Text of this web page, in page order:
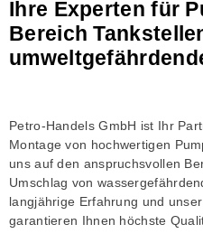
Ihre Experten für
Bereich
Petro-Handels GmbH ist Ihr
Montage von hochwertigen
uns auf den anspruchsvollen
Umschlag von
langjährige Erfahrung und
garantieren Ihnen höchste